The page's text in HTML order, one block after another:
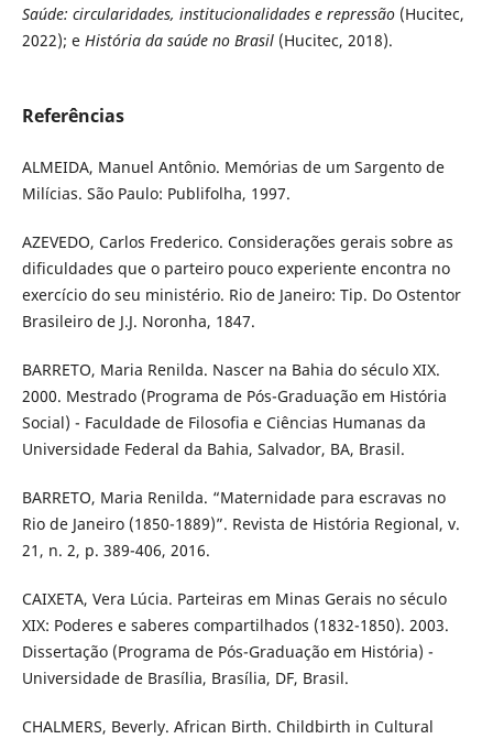
Saúde: circularidades, institucionalidades e repressão(Hucitec,
2022); e História da saúde no Brasil(Hucitec, 2018).
Referências
ALMEIDA, Manuel Antônio. Memórias de um Sargento de
Milícias. São Paulo: Publifolha, 1997.
AZEVEDO, Carlos Frederico. Considerações gerais sobre as
dificuldades que o parteiro pouco experiente encontra no
exercício do seu ministério. Rio de Janeiro: Tip. Do Ostentor
Brasileiro de J.J. Noronha, 1847.
BARRETO, Maria Renilda. Nascer na Bahia do século XIX.
2000. Mestrado (Programa de Pós-Graduação em História
Social) - Faculdade de Filosofia e Ciências Humanas da
Universidade Federal da Bahia, Salvador, BA, Brasil.
BARRETO, Maria Renilda. “Maternidade para escravas no
Rio de Janeiro (1850-1889)”. Revista de História Regional, v.
21, n. 2, p. 389-406, 2016.
CAIXETA, Vera Lúcia. Parteiras em Minas Gerais no século
XIX: Poderes e saberes compartilhados (1832-1850). 2003.
Dissertação (Programa de Pós-Graduação em História) -
Universidade de Brasília, Brasília, DF, Brasil.
CHALMERS, Beverly. African Birth. Childbirth in Cultural